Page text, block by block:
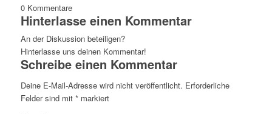
0 Kommentare
Hinterlasse einen Kommentar
An der Diskussion beteiligen?
Hinterlasse uns deinen Kommentar!
Schreibe einen Kommentar
Deine E-Mail-Adresse wird nicht veröffentlicht. Erforderliche
Felder sind mit *markiert